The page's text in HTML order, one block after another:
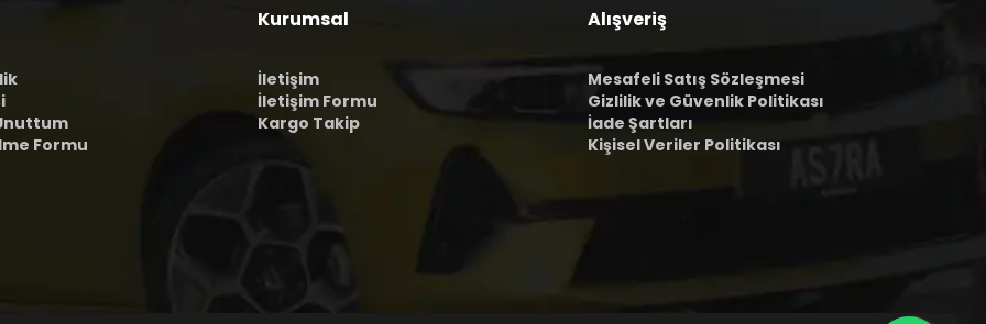
Formu
Kurumsal
İletişim
İletişim Formu
Kargo Takip
Alışveriş
Mesafeli Satış Sözleşmesi
Gizlilik ve Güvenlik Politikası
İade Şartları
Kişisel Veriler Politikası